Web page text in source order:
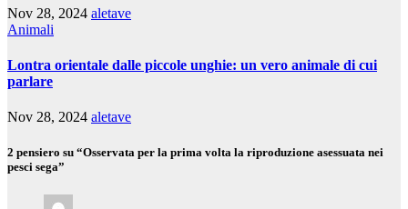
Nov 28, 2024 aletave
Animali
Lontra orientale dalle piccole unghie: un vero animale di cui
parlare
Nov 28, 2024 aletave
2 pensiero su “Osservata per la prima volta la riproduzione asessuata nei
pesci sega”